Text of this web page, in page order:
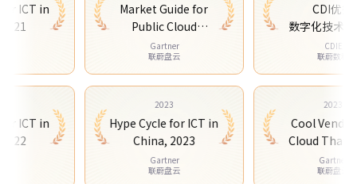
CDI
数字化技
联蔚
for ICT in
2021
Market Guide for
Public Cloud
Managed and
Professional
Services,
Gartner
联蔚盘云
in
Hype CycIe for ICT in
China, 2023
Gartner
联蔚盘云
Cool Vendors in
CIoud That Drive
Business
2023
Gartner
联蔚盘云